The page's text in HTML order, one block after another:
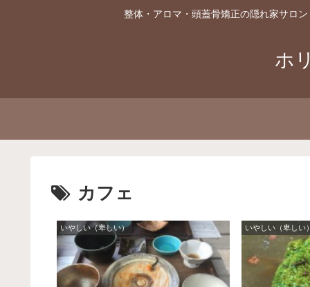
整体・アロマ・頭蓋骨矯正の隠れ家サロ
ホ
カフェ
いやしい（卑しい） いやしい（卑しい）